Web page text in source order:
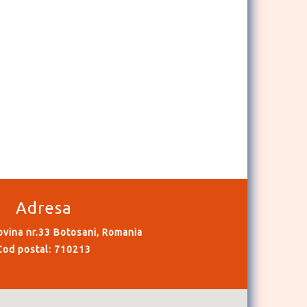
Adresa
nr.33 Botosani, Romania
postal: 710213